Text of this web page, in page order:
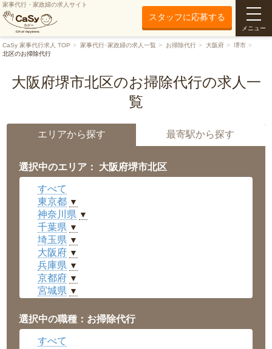
家事代行・家政婦の求人サイト
スタッフに応募する
メニュー
CaSy 家事代行求人 TOP 家事代行･家政婦の求人一覧 お掃除代行 大阪府
堺市
北区のお掃除代行
大阪府堺市北区のお掃除代行の求人一
覧
エリアから探す 最寄駅から探す
選択中のエリア： 大阪府堺市北区
すべて
東京都 ▼
神奈川県 ▼
千葉県 ▼
埼玉県 ▼
大阪府 ▼
兵庫県 ▼
京都府 ▼
宮城県 ▼
福井県 ▼
岡山県 ▼
広島県
選択中の職種：お掃除代行
すべて